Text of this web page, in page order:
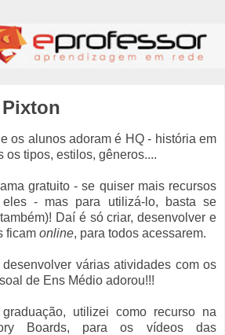
os alunos adoram é HQ - história em
os tipos, estilos, gêneros....
gratuito - se quiser mais recursos
- mas para utilizá-lo, basta se
Daí é só criar, desenvolver e
ficam online, para todos acessarem.
várias atividades com os
de Ens Médio adorou!!!
utilizei como recurso na
Boards, para os vídeos das